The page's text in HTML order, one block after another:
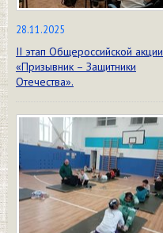
28.11.2025
II этап Общероссийской акции
«Призывник – Защитники
Отечества».